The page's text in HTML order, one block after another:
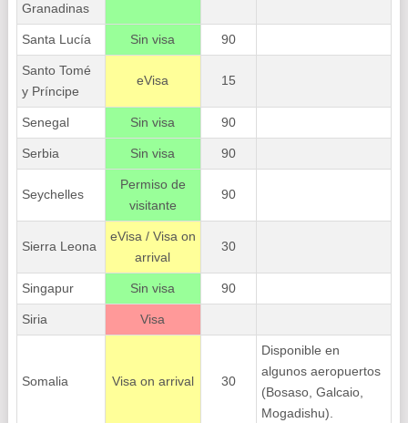
Granadinas
Santa Lucía Sin visa 90
Santo Tomé
y Príncipe
eVisa 15
Senegal Sin visa 90
Serbia Sin visa 90
Seychelles
Permiso de
visitante
90
Sierra Leona
eVisa / Visa on
arrival
30
Singapur Sin visa 90
Siria Visa
Somalia Visa on arrival 30
Disponible en
algunos aeropuertos
(Bosaso, Galcaio,
Mogadishu).